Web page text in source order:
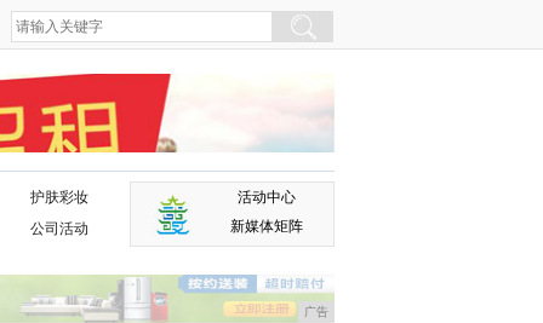
护肤彩妆
公司活动
活动中心
新媒体矩阵
广告